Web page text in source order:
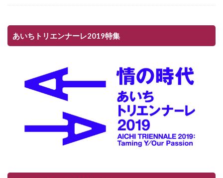
あいちトリエンナーレ2019特集